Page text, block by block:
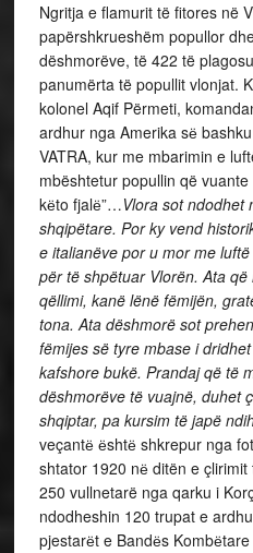
Ngritja e flamurit të fitores në
papërshkrueshëm popullor
dëshmorëve, të 422 të
panumërta të popullit vlonjat.
kolonel Aqif Përmeti,
ardhur nga Amerika sё
VATRA, kur me mbarimin e
mbështetur popullin që
kёto fjalё”…Vlora sot ndodhet
shqipëtare. Por ky vend
e italianëve por u mor me
për të shpëtuar Vlorën. Ata
qëllimi, kanë lënë fëmijën,
tona. Ata dëshmorë sot
fëmijes së tyre mbase i
kafshore bukë. Prandaj që të
dëshmorëve të vuajnë, duhet
shqiptar, pa kursim të japë
veçantё ёshtё shkrepur nga
shtator 1920 nё ditën e
250 vullnetarë nga qarku i
ndodheshin 120 trupat e
pjestarёt e Bandёs Kombёtare